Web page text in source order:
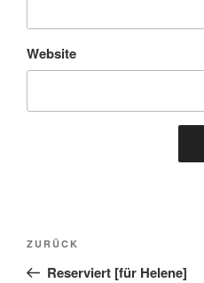
Website
Beitragsnavigation
Vorheriger
Beitrag
ZURÜCK
Reserviert [für Helene]